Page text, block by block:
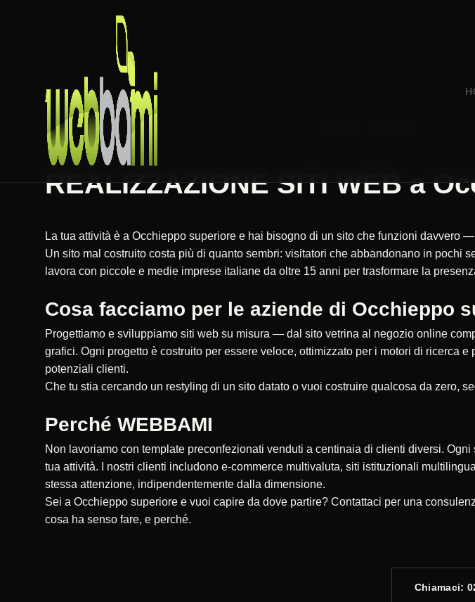
HOME REALIZZAZIONE SITI WEB
REALIZZAZIONE SITI WEB a
La tua attività è a Occhieppo superiore e hai bisogno di un sito che funzioni davvero —
Un sito mal costruito costa più di quanto sembri: visitatori che abbandonano in pochi
lavora con piccole e medie imprese italiane da oltre 15 anni per trasformare la
Cosa facciamo per le aziende di Occhieppo
Progettiamo e sviluppiamo siti web su misura — dal sito vetrina al negozio online
grafici. Ogni progetto è costruito per essere veloce, ottimizzato per i motori di ricerca
potenziali clienti.
Che tu stia cercando un restyling di un sito datato o vuoi costruire qualcosa da zero,
Perché WEBBAMI
Non lavoriamo con template preconfezionati venduti a centinaia di clienti diversi.
tua attività. I nostri clienti includono e-commerce multivaluta, siti istituzionali
stessa attenzione, indipendentemente dalla dimensione.
Sei a Occhieppo superiore e vuoi capire da dove partire? Contattaci per una
cosa ha senso fare, e perché.
Chiamaci: